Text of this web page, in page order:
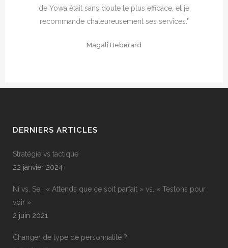
de Yowa était sans doute le plus efficace, et je
recommande chaleureusement ses services."
Magali Heberard
DERNIERS ARTICLES
Stratégie vs tactique
22 janvier 2024
Ni vs. Se : « Attends que ce soit parfait » vs. « Testons pour
voir »
2 juin 2021
Changer de type de personnalité ?